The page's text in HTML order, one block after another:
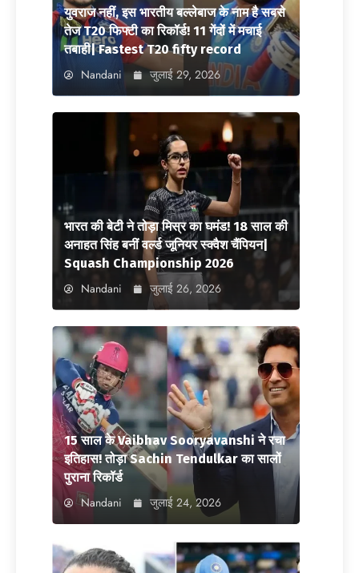
युवराज नहीं, इस भारतीय बल्लेबाज के नाम है सबसे
तेज T20 फिफ्टी का रिकॉर्ड! 11 गेंदों में मचाई
तबाही| Fastest T20 fifty record
Nandani जुलाई 29, 2026
भारत की बेटी ने तोड़ा मिस्र का घमंड! 18 साल की
अनाहत सिंह बनीं वर्ल्ड जूनियर स्क्वैश चैंपियन|
Squash Championship 2026
Nandani जुलाई 26, 2026
15 साल के Vaibhav Sooryavanshi ने रचा
इतिहास! तोड़ा Sachin Tendulkar का सालों
पुराना रिकॉर्ड
Nandani जुलाई 24, 2026